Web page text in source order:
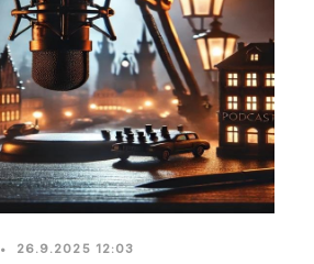
• 26.9.2025 12:03